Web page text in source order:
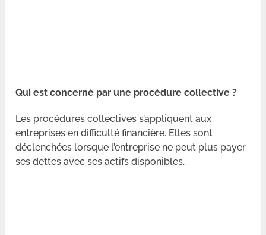
Qui est concerné par une procédure collective ?
Les procédures collectives s’appliquent aux
entreprises en difficulté financière. Elles sont
déclenchées lorsque l’entreprise ne peut plus payer
ses dettes avec ses actifs disponibles.